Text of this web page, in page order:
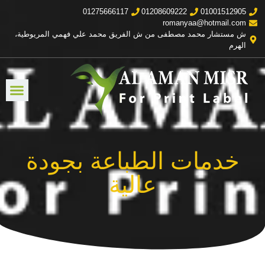
01001512905
01208609222
01275666117
romanyaa@hotmail.com
ش مستشار محمد مصطفى من ش الفريق محمد علي فهمي المريوطية،
الهرم
خدمات الطباعة بجودة
عالية